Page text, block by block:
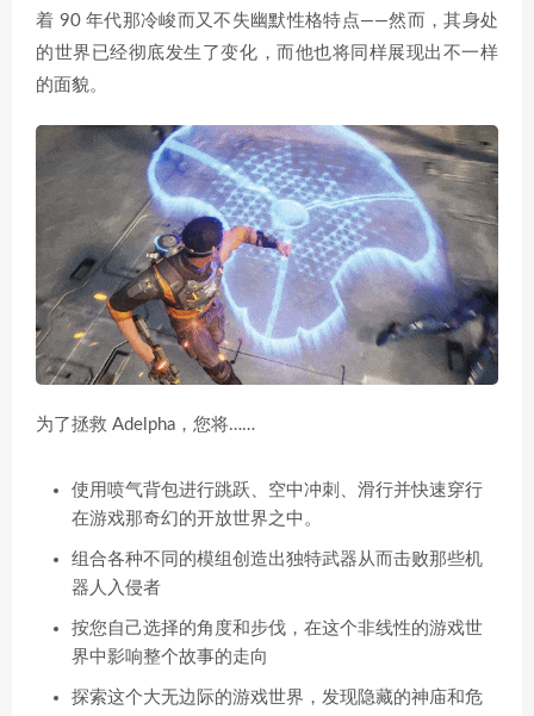
着 90 年代那冷峻而又不失幽默性格特点——然而，其身处
的世界已经彻底发生了变化，而他也将同样展现出不一样
的面貌。
为了拯救 Adelpha，您将……
使用喷气背包进行跳跃、空中冲刺、滑行并快速穿行
在游戏那奇幻的开放世界之中。
组合各种不同的模组创造出独特武器从而击败那些机
器人入侵者
按您自己选择的角度和步伐，在这个非线性的游戏世
界中影响整个故事的走向
探索这个大无边际的游戏世界，发现隐藏的神庙和危